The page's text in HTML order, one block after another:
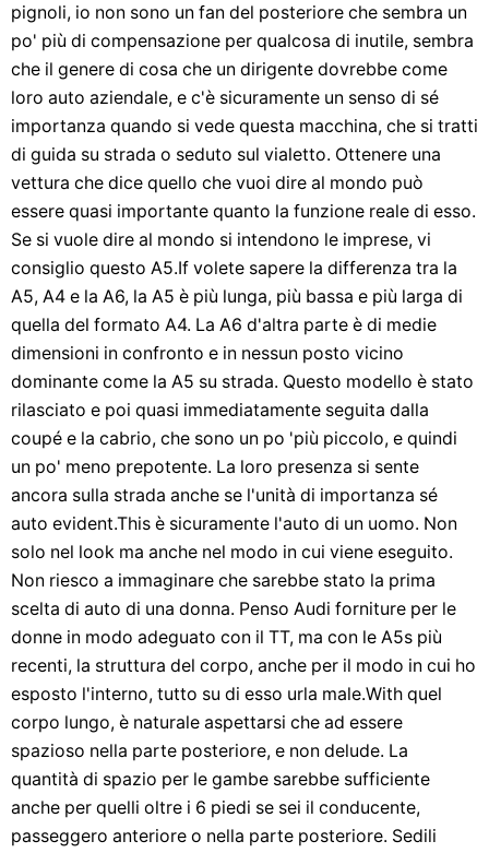
pignoli, io non sono un fan del posteriore che sembra un
po' più di compensazione per qualcosa di inutile, sembra
che il genere di cosa che un dirigente dovrebbe come
loro auto aziendale, e c'è sicuramente un senso di sé
importanza quando si vede questa macchina, che si tratti
di guida su strada o seduto sul vialetto. Ottenere una
vettura che dice quello che vuoi dire al mondo può
essere quasi importante quanto la funzione reale di esso.
Se si vuole dire al mondo si intendono le imprese, vi
consiglio questo A5.If volete sapere la differenza tra la
A5, A4 e la A6, la A5 è più lunga, più bassa e più larga di
quella del formato A4. La A6 d'altra parte è di medie
dimensioni in confronto e in nessun posto vicino
dominante come la A5 su strada. Questo modello è stato
rilasciato e poi quasi immediatamente seguita dalla
coupé e la cabrio, che sono un po 'più piccolo, e quindi
un po' meno prepotente. La loro presenza si sente
ancora sulla strada anche se l'unità di importanza sé
auto evident.This è sicuramente l'auto di un uomo. Non
solo nel look ma anche nel modo in cui viene eseguito.
Non riesco a immaginare che sarebbe stato la prima
scelta di auto di una donna. Penso Audi forniture per le
donne in modo adeguato con il TT, ma con le A5s più
recenti, la struttura del corpo, anche per il modo in cui ho
esposto l'interno, tutto su di esso urla male.With quel
corpo lungo, è naturale aspettarsi che ad essere
spazioso nella parte posteriore, e non delude. La
quantità di spazio per le gambe sarebbe sufficiente
anche per quelli oltre i 6 piedi se sei il conducente,
passeggero anteriore o nella parte posteriore. Sedili